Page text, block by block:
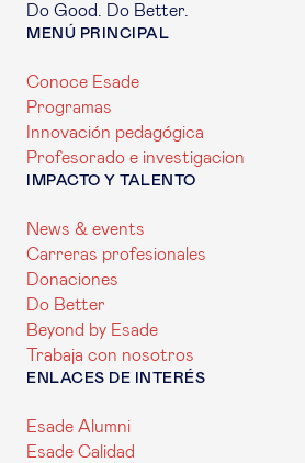
Do Good. Do Better.
MENÚ PRINCIPAL
Conoce Esade
Programas
Innovación pedagógica
Profesorado e investigacion
IMPACTO Y TALENTO
News & events
Carreras profesionales
Donaciones
Do Better
Beyond by Esade
Trabaja con nosotros
ENLACES DE INTERÉS
Esade Alumni
Esade Calidad